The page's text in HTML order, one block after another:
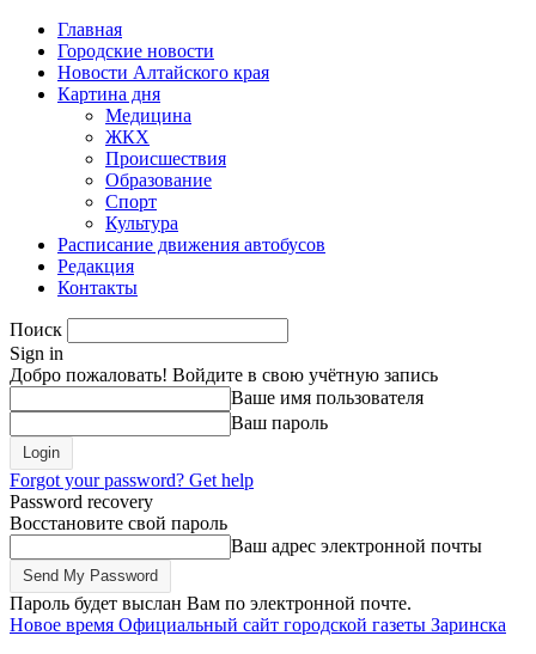
Главная
Городские новости
Новости Алтайского края
Картина дня
Медицина
ЖКХ
Происшествия
Образование
Спорт
Культура
Расписание движения автобусов
Редакция
Контакты
Поиск
Sign in
Добро пожаловать! Войдите в свою учётную запись
Ваше имя пользователя
Ваш пароль
Forgot your password? Get help
Password recovery
Восстановите свой пароль
Ваш адрес электронной почты
Пароль будет выслан Вам по электронной почте.
Новое время Официальный сайт городской газеты Заринска